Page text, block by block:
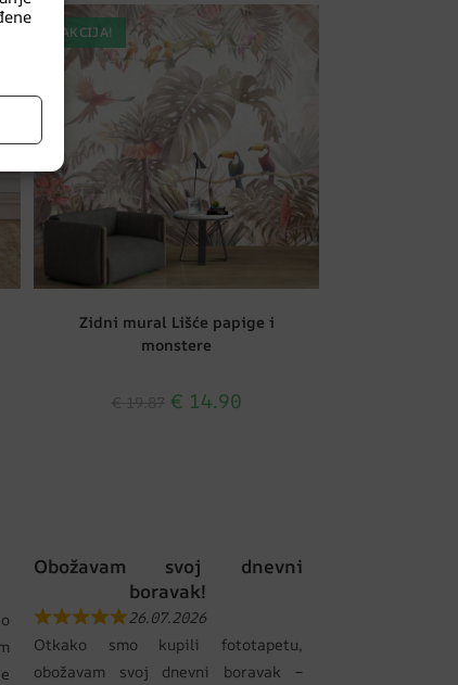
AKCIJA!
Zidni mural Lišće papige i
monstere
€ 14.90
Obožavam svoj dnevni
boravak!
26.07.2026
Otkako smo kupili fototapetu,
obožavam svoj dnevni boravak –